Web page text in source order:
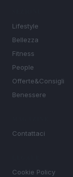
Lifestyle
Bellezza
Fitness
People
Offerte&Consigli
Benessere
Contattaci
Cookie Policy